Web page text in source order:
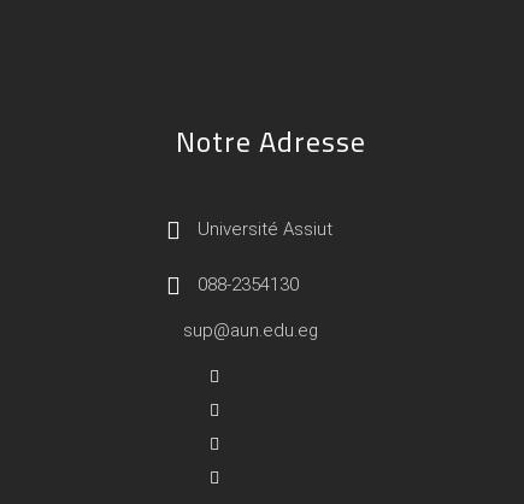
Notre Adresse
Université Assiut
088-2354130
sup@aun.edu.eg